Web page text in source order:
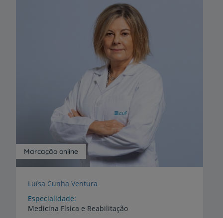
Marcação online
Luísa Cunha Ventura
Especialidade
Medicina Física e Reabilitação